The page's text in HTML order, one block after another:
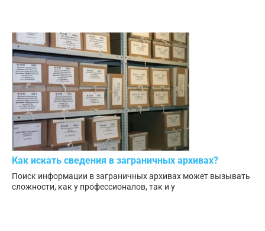
Как искать сведения в заграничных архивах?
Поиск информации в заграничных архивах может вызывать
сложности, как у профессионалов, так и у